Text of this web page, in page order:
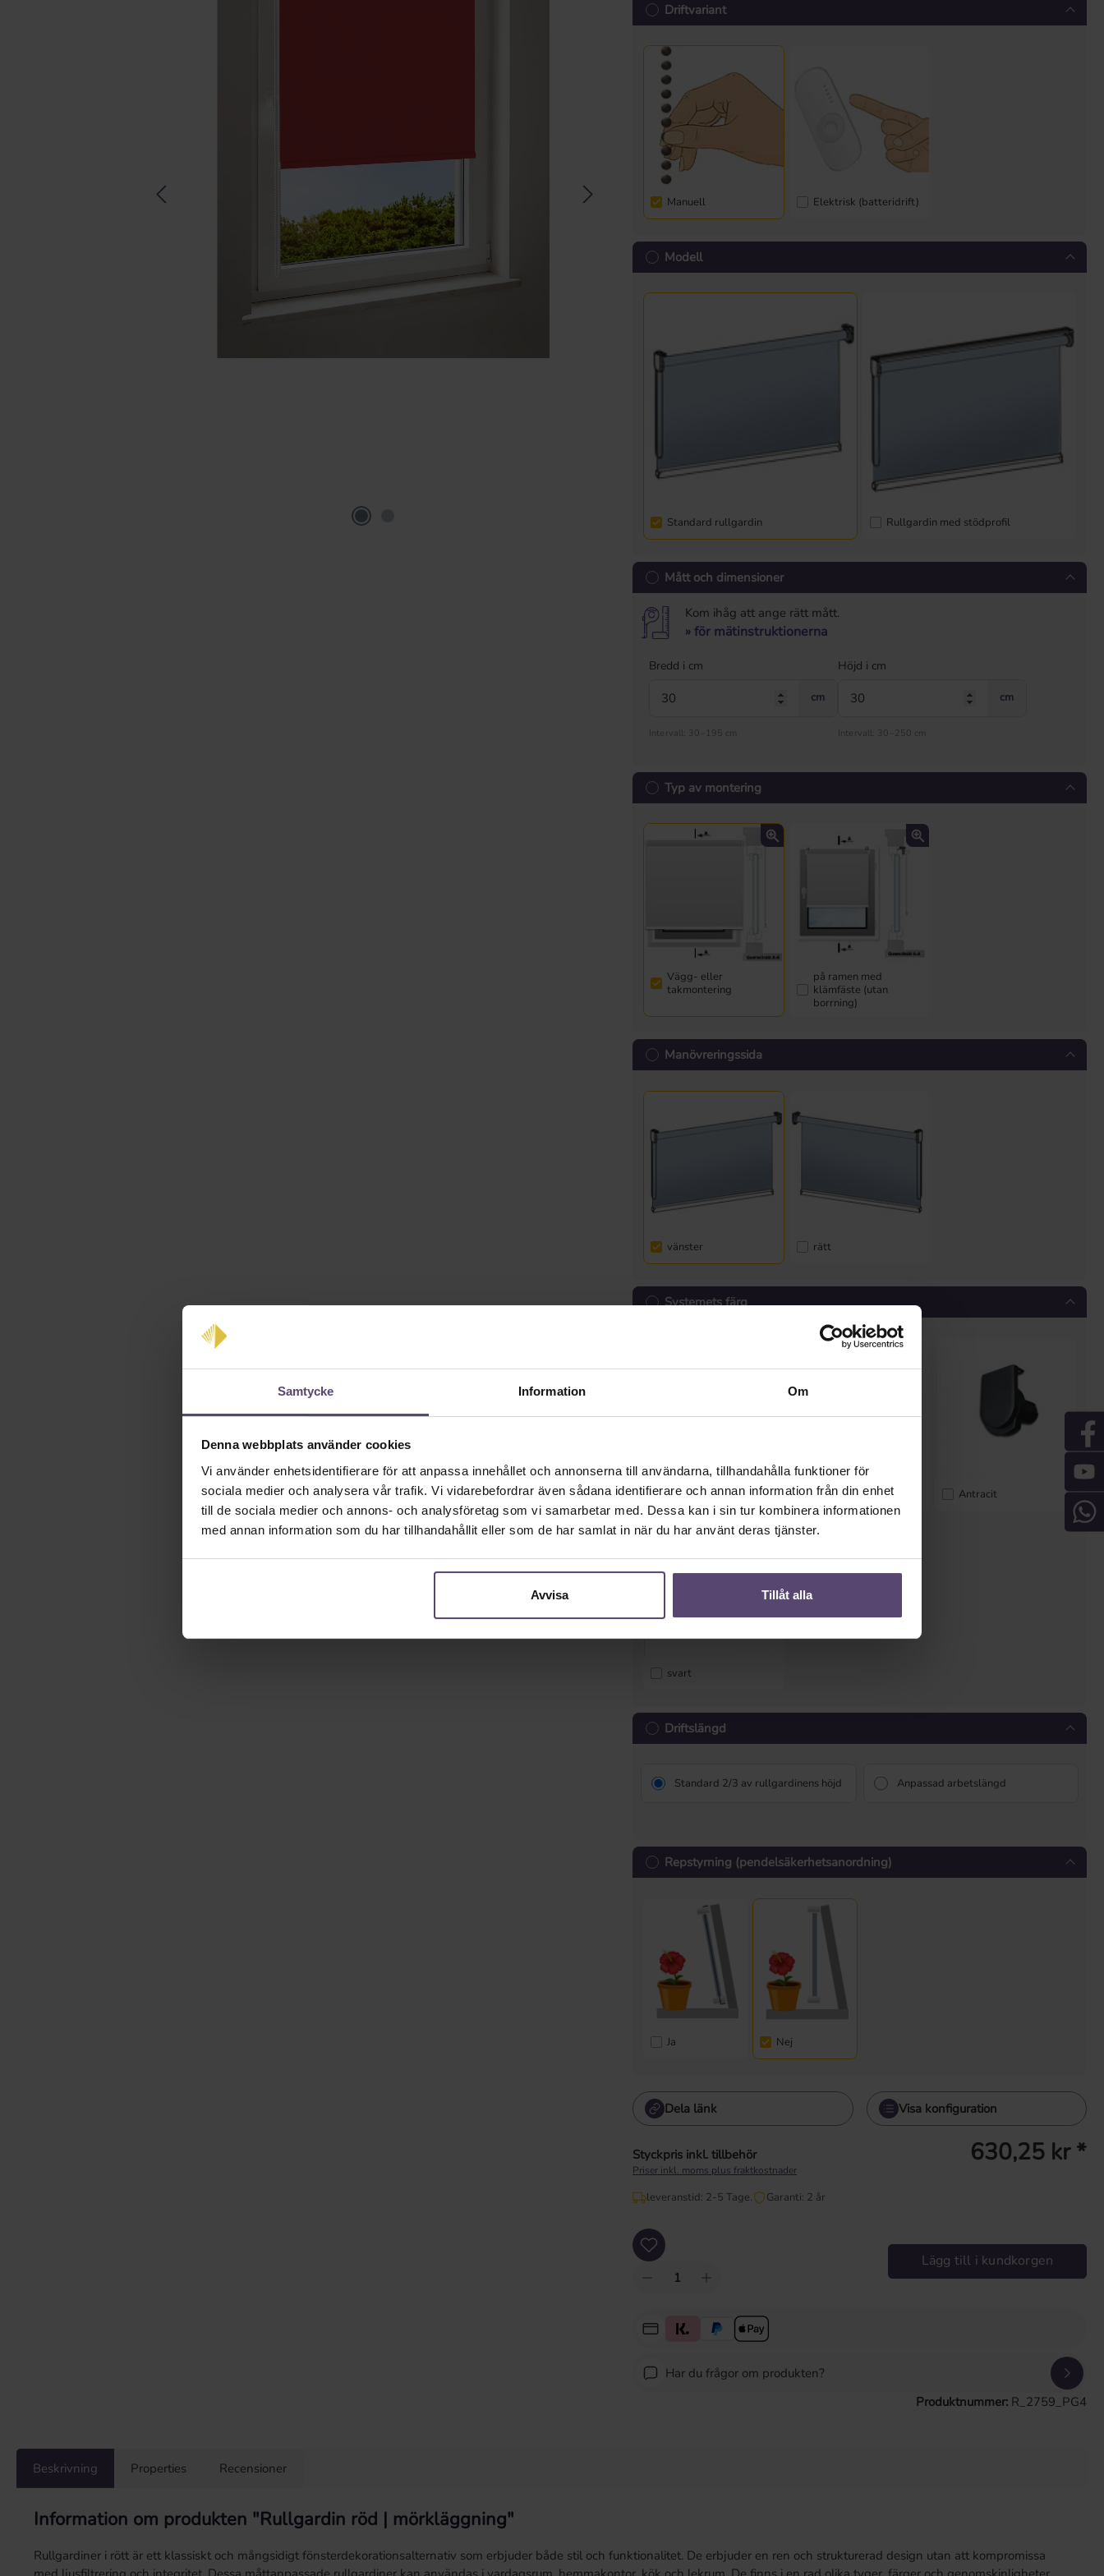
Samtycke Information Om
Denna webbplats använder cookies
Vi använder enhetsidentifierare för att anpassa innehållet och annonserna till användarna, tillhandahålla funktioner för
sociala medier och analysera vår trafik. Vi vidarebefordrar även sådana identifierare och annan information från din enhet
till de sociala medier och annons- och analysföretag som vi samarbetar med. Dessa kan i sin tur kombinera informationen
med annan information som du har tillhandahållit eller som de har samlat in när du har använt deras tjänster.
Avvisa Tillåt alla
Driftvariant
Manuell Elektrisk (batteridrift)
Modell
Standard rullgardin Rullgardin med stödprofil
Mått och dimensioner
Kom ihåg att ange rätt mått.
» för mätinstruktionerna
Bredd i cm
cm
Intervall: 30–195 cm
Höjd i cm
cm
Intervall: 30–250 cm
Typ av montering
Vägg- eller
takmontering
på ramen med
klämfäste (utan
borrning)
Manövreringssida
vänster rätt
Systemets färg
vit grå Antracit
svart
Driftslängd
Standard 2/3 av rullgardinens höjd Anpassad arbetslängd
Repstyrning (pendelsäkerhetsanordning)
Ja Nej
Dela länk Visa konfiguration
Styckpris inkl. tillbehör 630,25 kr *
Priser inkl. moms plus fraktkostnader
leveranstid: 2-5 Tage. Garanti: 2 år
Produktkvantitet: Ange önskat värde eller använd knapparna för att öka eller minska
Lägg till i kundkorgen
Har du frågor om produkten?
Produktnummer: R_2759_PG4
Beskrivning Properties Recensioner
Information om produkten "Rullgardin röd | mörkläggning"
Rullgardiner i rött är ett klassiskt och mångsidigt fönsterdekorationsalternativ som erbjuder både stil och funktionalitet. De erbjuder en ren och strukturerad design utan att kompromissa